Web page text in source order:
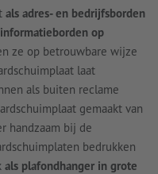
als adres- en bedrijfsborden
op
ze op betrouwbare wijze
laat
als buiten reclame
gemaakt van
handzaam bij de
bedrukken
als plafondhanger in grote